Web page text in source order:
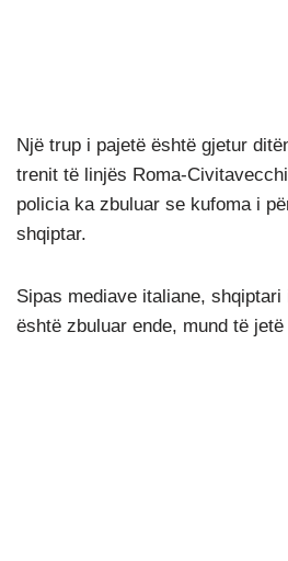
Një trup i pajetë është gjetur
trenit të linjës Roma-
policia ka zbuluar se kufoma i
shqiptar.
Sipas mediave italiane,
është zbuluar ende, mund të